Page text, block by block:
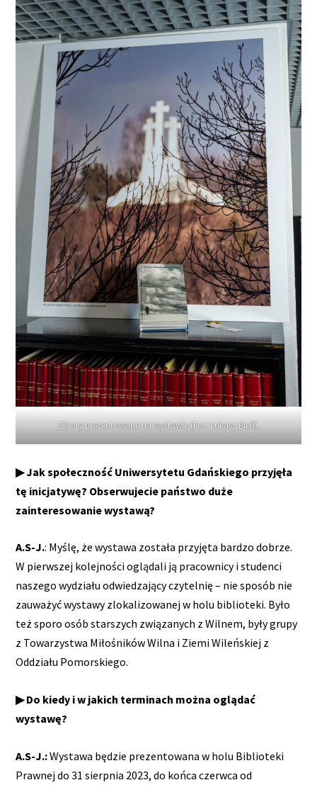
Zbiory prezentowane na wystawie (Fot. Łukasz Bień).
▶ Jak społeczność Uniwersytetu Gdańskiego przyjęła
tę inicjatywę? Obserwujecie państwo duże
zainteresowanie wystawą?
A.S-J.: Myślę, że wystawa została przyjęta bardzo dobrze.
W pierwszej kolejności oglądali ją pracownicy i studenci
naszego wydziału odwiedzający czytelnię – nie sposób nie
zauważyć wystawy zlokalizowanej w holu biblioteki. Było
też sporo osób starszych związanych z Wilnem, były grupy
z Towarzystwa Miłośników Wilna i Ziemi Wileńskiej z
Oddziału Pomorskiego.
▶ Do kiedy i w jakich terminach można oglądać
wystawę?
A.S-J.:Wystawa będzie prezentowana w holu Biblioteki
Prawnej do 31 sierpnia 2023, do końca czerwca od